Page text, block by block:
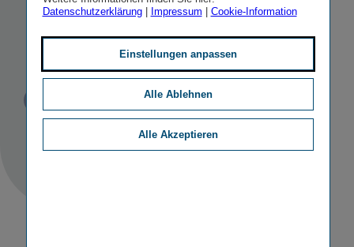
Bulgarski
Imoti
STICHWORTE
MERGERS & ACQUISITIONS
Datenschutzerklärung| Impressum Cookie-Information
Einstellungen anpassen
Alle Ablehnen
Alle Akzeptieren